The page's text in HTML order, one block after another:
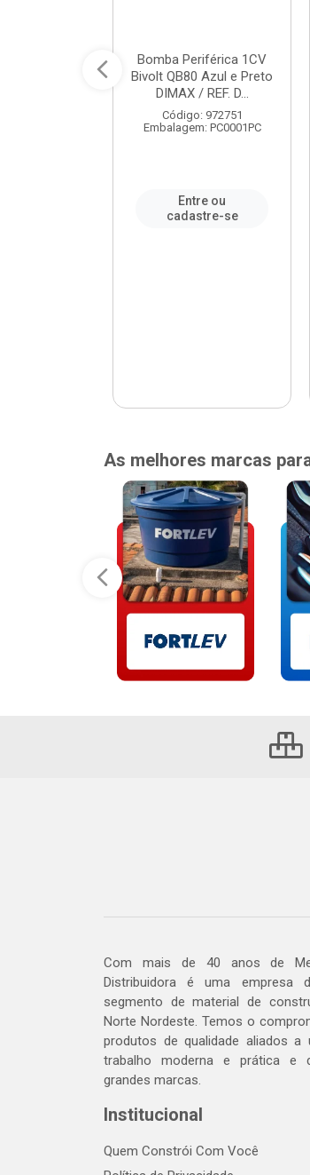
Bomba Periférica 1CV
Bivolt QB80 Azul e Preto
DIMAX / REF. D...
Código: 972751
Embalagem: PC0001PC
Entre ou
cadastre-se
As melhores marcas
Com mais de 40 anos de
Distribuidora é uma empresa
segmento de material de
Norte Nordeste. Temos o
produtos de qualidade aliados a
trabalho moderna e prática e
grandes marcas.
Institucional
Quem Constrói Com Você